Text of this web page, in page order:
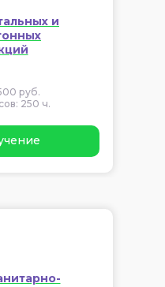
и
руб.
250 ч.